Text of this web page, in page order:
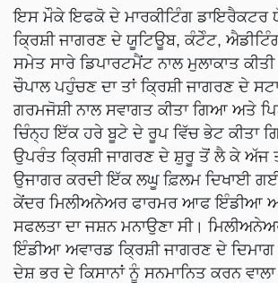
ਇਸ ਮੌਕੇ ਇਫਕੋ ਦੇ ਮਾਰਕੀਟਿੰਗ ਡਾਇਰੈਕਟਰ
ਕ੍ਰਿਸ਼ੀ ਜਾਗਰਣ ਦੇ ਯੂਟਿਊਬ, ਕੰਟੇੰਟ,
ਸਮੇਤ ਸਾਰੇ ਡਿਪਾਰਟਮੈਂਟ ਨਾਲ ਮੁਲਾਕਾਤ
ਚੌਪਾਲ ਪਹੁੰਚਣ ਦਾ ਤਾਂ ਕ੍ਰਿਸ਼ੀ ਜਾਗਰਣ ਦੇ
ਗਰਮਜੋਸ਼ੀ ਨਾਲ ਸਵਾਗਤ ਕੀਤਾ ਗਿਆ ਅਤੇ
ਚਿੰਨ੍ਹ ਇੱਕ ਹਰੇ ਬੂਟੇ ਦੇ ਰੂਪ ਵਿੱਚ ਭੇਟ ਕੀਤਾ
ਉਪਰੰਤ ਕ੍ਰਿਸ਼ੀ ਜਾਗਰਣ ਦੇ ਸ਼ੁਰੂ ਤੋਂ ਲੈ ਕੇ ਅੱਜ
ਉਜਾਗਰ ਕਰਦੀ ਇੱਕ ਲਘੂ ਫ਼ਿਲਮ ਦਿਖਾਈ
ਕੇਂਦਰ ਮਿਲੀਅਨੇਅਰ ਫਾਰਮਰ ਆਫ ਇੰਡੀਆ
ਸਫਲਤਾ ਦਾ ਜਸ਼ਨ ਮਨਾਉਣਾ ਸੀ।
ਇੰਡੀਆ ਅਵਾਰਡ ਕ੍ਰਿਸ਼ੀ ਜਾਗਰਣ ਦੇ
ਦੇਸ਼ ਭਰ ਦੇ ਕਿਸਾਨਾਂ ਨੂੰ ਸਨਮਾਨਿਤ ਕਰਨ